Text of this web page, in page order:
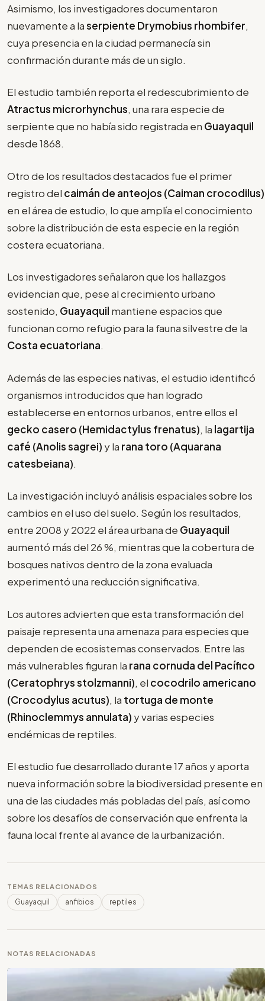
Asimismo, los investigadores documentaron
nuevamente a laserpiente Drymobius rhombifer,
cuya presencia en la ciudad permanecía sin
confirmación durante más de un siglo.
El estudio también reporta el redescubrimiento de
Atractus microrhynchus, una rara especie de
serpiente que no había sido registrada en Guayaquil
desde 1868.
Otro de los resultados destacados fue el primer
registro del caimán de anteojos (Caiman crocodilus)
en el área de estudio, lo que amplía el conocimiento
sobre la distribución de esta especie en la región
costera ecuatoriana.
Los investigadores señalaron que los hallazgos
evidencian que, pese al crecimiento urbano
sostenido, Guayaquil mantiene espacios que
funcionan como refugio para la fauna silvestre de la
Costa ecuatoriana.
Además de las especies nativas, el estudio identificó
organismos introducidos que han logrado
establecerse en entornos urbanos, entre ellos el
gecko casero (Hemidactylus frenatus), la lagartija
café (Anolis sagrei) y la rana toro (Aquarana
catesbeiana).
La investigación incluyó análisis espaciales sobre los
cambios en el uso del suelo. Según los resultados,
entre 2008 y 2022 el área urbana de Guayaquil
aumentó más del 26 %, mientras que la cobertura de
bosques nativos dentro de la zona evaluada
experimentó una reducción significativa.
Los autores advierten que esta transformación del
paisaje representa una amenaza para especies que
dependen de ecosistemas conservados. Entre las
más vulnerables figuran la rana cornuda del Pacífico
(Ceratophrys stolzmanni), el cocodrilo americano
(Crocodylus acutus), la tortuga de monte
(Rhinoclemmys annulata) y varias especies
endémicas de reptiles.
El estudio fue desarrollado durante 17 años y aporta
nueva información sobre la biodiversidad presente en
una de las ciudades más pobladas del país, así como
sobre los desafíos de conservación que enfrenta la
fauna local frente al avance de la urbanización.
TEMAS RELACIONADOS
Guayaquil anfibios reptiles
NOTAS RELACIONADAS